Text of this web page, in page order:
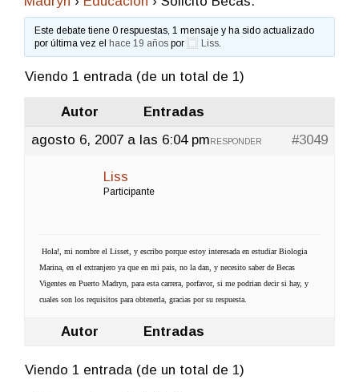
Este debate tiene 0 respuestas, 1 mensaje y ha sido actualizado
por última vez elhace 19 años por Liss
Viendo 1 entrada (de un total de 1)
Autor
Entradas
agosto 6, 2007 a las 6:04 pm
#3049
RESPONDER
Liss
Participante
Hola!, mi nombre el Lisset, y escribo porque estoy interesada en estudiar Biologia
Marina, en el extranjero ya que en mi pais, no la dan, y necesito saber de Becas
Vigentes en Puerto Madryn, para esta carrera, porfavor, si me podrian decir si hay, y
cuales son los requisitos para obtenerla, gracias por su respuesta.
Autor Entradas
Viendo 1 entrada (de un total de 1)